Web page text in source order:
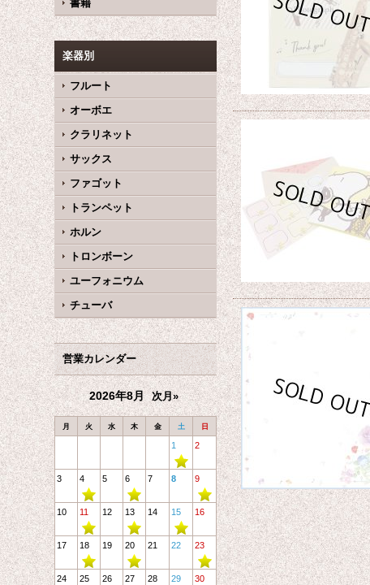
書籍
楽器別
フルート
オーボエ
クラリネット
サックス
ファゴット
トランペット
ホルン
トロンボーン
ユーフォニウム
チューバ
営業カレンダー
2026年8月 次月»
月 火 水 木 金 土 日
1 2
3 4 5 6 7 8 9
10 11 12 13 14 15 16
17 18 19 20 21 22 23
24 25 26 27 28 29 30